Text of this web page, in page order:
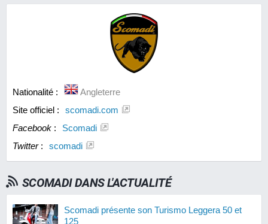
Nationalité :
Angleterre
Site officiel :
scomadi.com
Facebook :
Scomadi
Twitter: scomadi
SCOMADI DANS L'ACTUALITÉ
Scomadi présente son Turismo Leggera 50 et
125